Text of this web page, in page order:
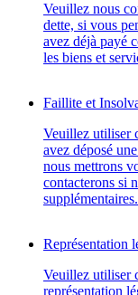
Veuillez nous
dette, si vous
avez déjà payé
les biens et
Faillite et
Veuillez utiliser
avez déposé
nous mettrons
contacterons si
supplémentaires.
Représentation
Veuillez utiliser
représentation